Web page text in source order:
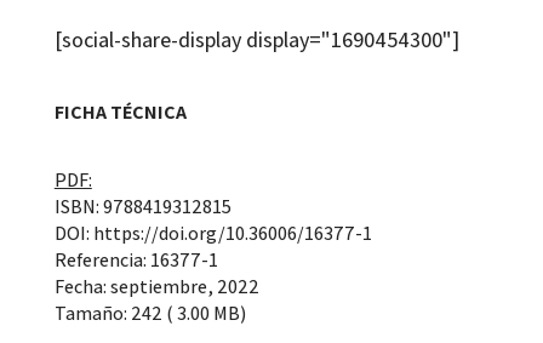
[social-share-display display="1690454300"]
FICHA TÉCNICA
PDF:
ISBN: 9788419312815
DOI: https://doi.org/10.36006/16377-1
Referencia: 16377-1
Fecha: septiembre, 2022
Tamaño: 242 ( 3.00 MB)